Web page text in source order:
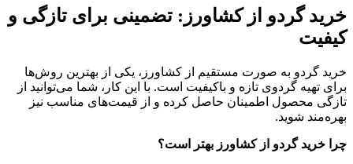
خرید گردو از کشاورز: تضمینی برای تازگی و
کیفیت
خرید گردو به صورت مستقیم از کشاورز، یکی از بهترین روش‌ها
برای تهیه گردوی تازه و باکیفیت است. با این کار، شما می‌توانید از
تازگی محصول اطمینان حاصل کرده و از قیمت‌های مناسب نیز
بهره‌مند شوید.
چرا خرید گردو از کشاورز بهتر است؟